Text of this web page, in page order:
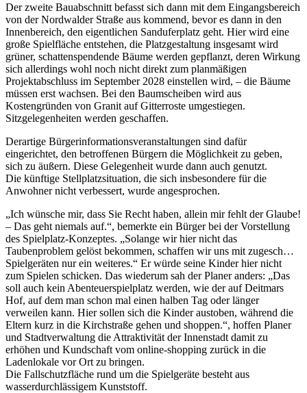
Der zweite Bauabschnitt befasst sich dann mit dem Eingangsbereich
von der Nordwalder Straße aus kommend, bevor es dann in den
Innenbereich, den eigentlichen Sanduferplatz geht. Hier wird eine
große Spielfläche entstehen, die Platzgestaltung insgesamt wird
grüner, schattenspendende Bäume werden gepflanzt, deren Wirkung
sich allerdings wohl noch nicht direkt zum planmäßigen
Projektabschluss im September 2028 einstellen wird, – die Bäume
müssen erst wachsen. Bei den Baumscheiben wird aus
Kostengründen von Granit auf Gitterroste umgestiegen.
Sitzgelegenheiten werden geschaffen.
Derartige Bürgerinformationsveranstaltungen sind dafür
eingerichtet, den betroffenen Bürgern die Möglichkeit zu geben,
sich zu äußern. Diese Gelegenheit wurde dann auch genutzt.
Die künftige Stellplatzsituation, die sich insbesondere für die
Anwohner nicht verbessert, wurde angesprochen.
„Ich wünsche mir, dass Sie Recht haben, allein mir fehlt der Glaube!
– Das geht niemals auf.“, bemerkte ein Bürger bei der Vorstellung
des Spielplatz-Konzeptes. „Solange wir hier nicht das
Taubenproblem gelöst bekommen, schaffen wir uns mit zugesch…
Spielgeräten nur ein weiteres.“ Er würde seine Kinder hier nicht
zum Spielen schicken. Das wiederum sah der Planer anders: „Das
soll auch kein Abenteuerspielplatz werden, wie der auf Deitmars
Hof, auf dem man schon mal einen halben Tag oder länger
verweilen kann. Hier sollen sich die Kinder austoben, während die
Eltern kurz in die Kirchstraße gehen und shoppen.“, hoffen Planer
und Stadtverwaltung die Attraktivität der Innenstadt damit zu
erhöhen und Kundschaft vom online-shopping zurück in die
Ladenlokale vor Ort zu bringen.
Die Fallschutzfläche rund um die Spielgeräte besteht aus
wasserdurchlässigem Kunststoff.